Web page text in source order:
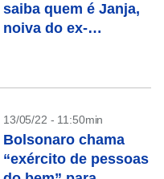
saiba quem é Janja,
noiva do ex-
13/05/22 - 11:50min
Bolsonaro chama
“exército de pessoas